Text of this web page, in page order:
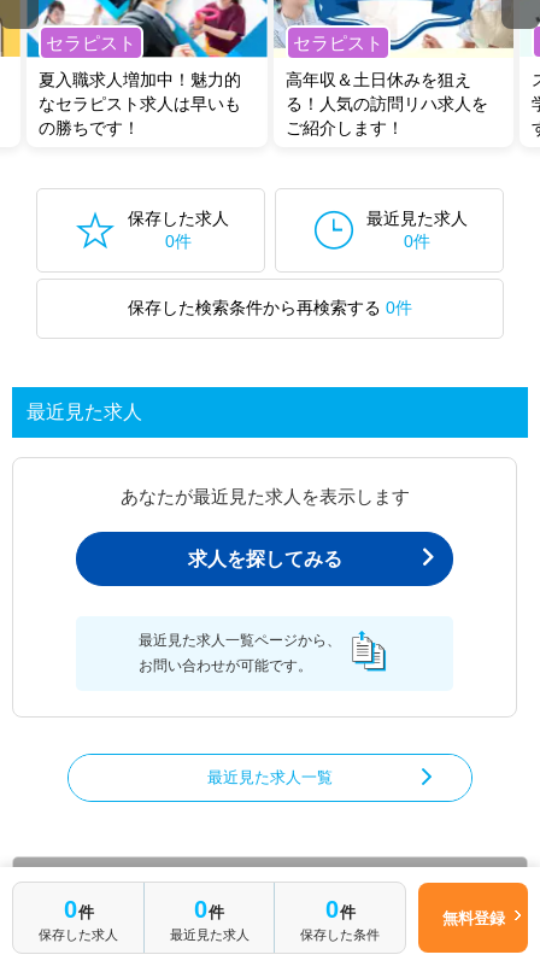
セラピスト
夏入職求人増加中！魅力的
なセラピスト求人は早いも
の勝ちです！
セラピスト
高年収＆土日休みを狙え
る！人気の訪問リハ求人を
ご紹介します！
保存した求人
0件
最近見た求人
0件
保存した検索条件から再検索する 0件
最近見た求人
あなたが最近見た求人を表示します
求人を探してみる
最近見た求人一覧ページから、
お問い合わせが可能です。
最近見た求人一覧
0件
保存した求人
0件
最近見た求人
0件
保存した条件
無料登録
管理栄養士/栄養士の求人を絞り込む
都道府県から管理栄養士/栄養士の求人を探す